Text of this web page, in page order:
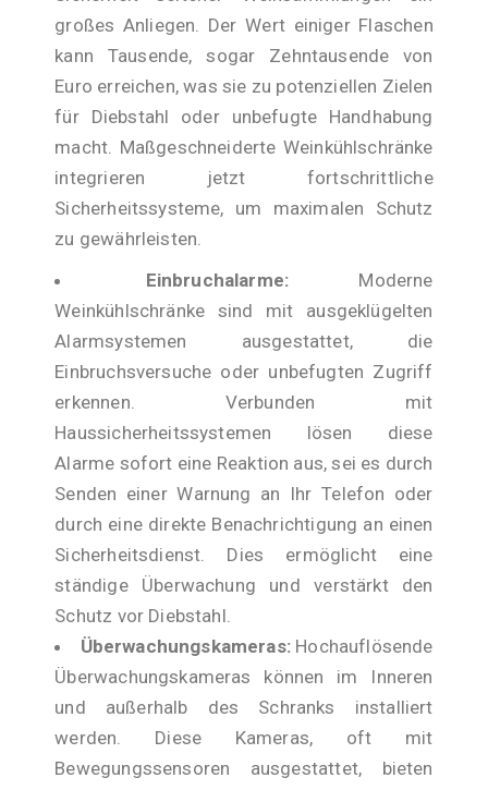
großes Anliegen. Der Wert einiger Flaschen
kann Tausende, sogar Zehntausende von
Euro erreichen, was sie zu potenziellen Zielen
für Diebstahl oder unbefugte Handhabung
macht. Maßgeschneiderte Weinkühlschränke
integrieren jetzt fortschrittliche
Sicherheitssysteme, um maximalen Schutz
zu gewährleisten.
Einbruchalarme: Moderne
Weinkühlschränke sind mit ausgeklügelten
Alarmsystemen ausgestattet, die
Einbruchsversuche oder unbefugten Zugriff
erkennen. Verbunden mit
Haussicherheitssystemen lösen diese
Alarme sofort eine Reaktion aus, sei es durch
Senden einer Warnung an Ihr Telefon oder
durch eine direkte Benachrichtigung an einen
Sicherheitsdienst. Dies ermöglicht eine
ständige Überwachung und verstärkt den
Schutz vor Diebstahl.
Überwachungskameras:Hochauflösende
Überwachungskameras können im Inneren
und außerhalb des Schranks installiert
werden. Diese Kameras, oft mit
Bewegungssensoren ausgestattet, bieten